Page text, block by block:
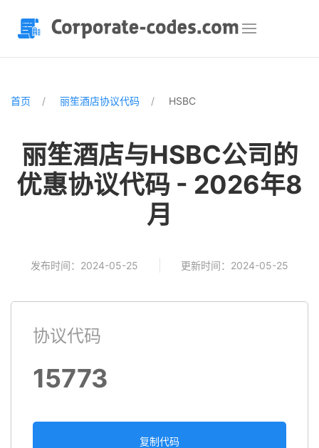
首页 丽笙酒店协议代码 HSBC
丽笙酒店与HSBC公司的
优惠协议代码 - 2026年8
月
发布时间：2024-05-25 更新时间：2024-05-25
协议代码
15773
复制代码